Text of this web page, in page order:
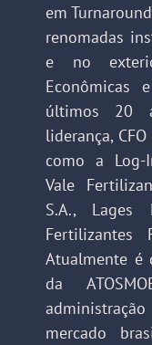
em
renomadas
e no
Econômicas
últimos 20
liderança,
como a Log-
Vale
S.A., Lages
Fertilizantes
Atualmente é
da
mercado